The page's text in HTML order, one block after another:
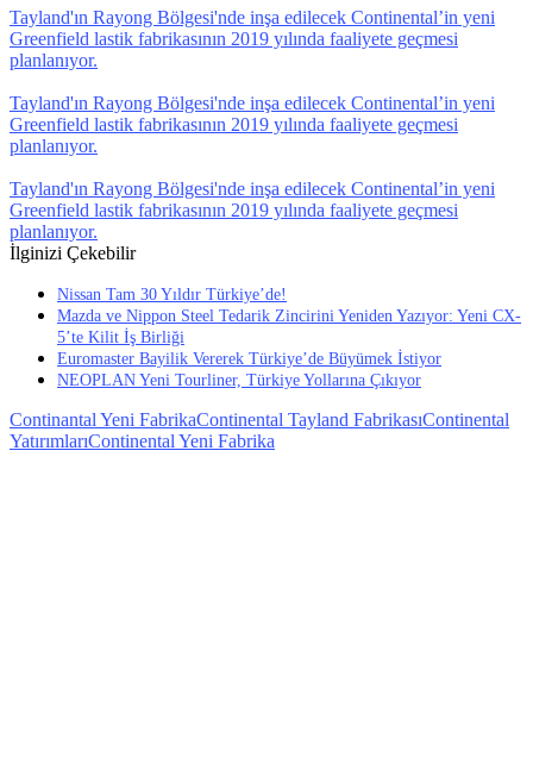
Tayland'ın Rayong Bölgesi'nde inşa edilecek Continental’in yeni
Greenfield lastik fabrikasının 2019 yılında faaliyete geçmesi
planlanıyor.
Tayland'ın Rayong Bölgesi'nde inşa edilecek Continental’in yeni
Greenfield lastik fabrikasının 2019 yılında faaliyete geçmesi
planlanıyor.
Tayland'ın Rayong Bölgesi'nde inşa edilecek Continental’in yeni
Greenfield lastik fabrikasının 2019 yılında faaliyete geçmesi
planlanıyor.
İlginizi Çekebilir
Nissan Tam 30 Yıldır Türkiye’de!
Mazda ve Nippon Steel Tedarik Zincirini Yeniden Yazıyor: Yeni CX-
5’te Kilit İş Birliği
Euromaster Bayilik Vererek Türkiye’de Büyümek İstiyor
NEOPLAN Yeni Tourliner, Türkiye Yollarına Çıkıyor
Continantal Yeni FabrikaContinental Tayland FabrikasıContinental
YatırımlarıContinental Yeni Fabrika